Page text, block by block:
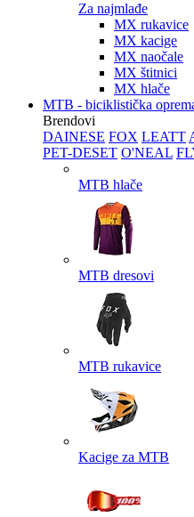
Za najmlađe
MX rukavice
MX kacige
MX naočale
MX štitnici
MX hlače
MTB - biciklistička
Brendovi
DAINESE FOX LEATT
PET-DESET O'NEAL
MTB hlače
MTB dresovi
MTB rukavice
Kacige za MTB